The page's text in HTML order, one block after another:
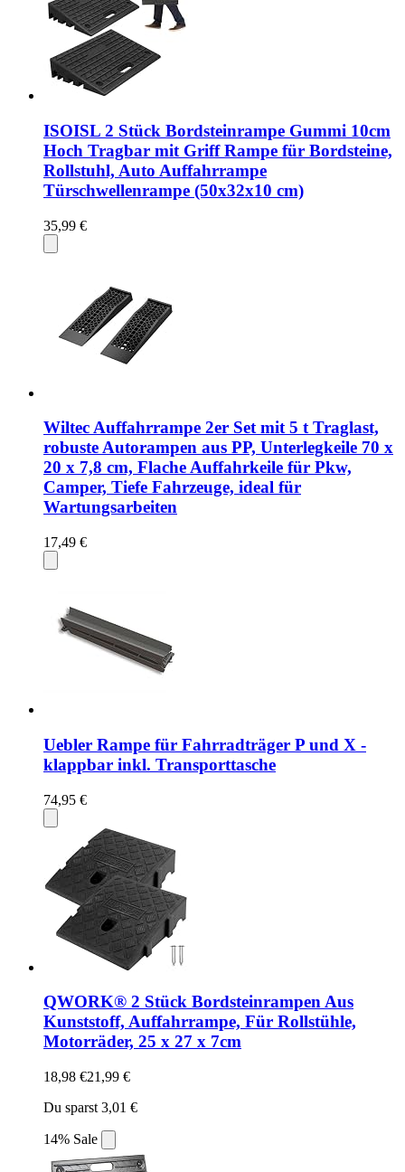
ISOISL 2 Stück Bordsteinrampe Gummi 10cm
Hoch Tragbar mit Griff Rampe für Bordsteine,
Rollstuhl, Auto Auffahrrampe
Türschwellenrampe (50x32x10 cm)
35,99 €
Wiltec Auffahrrampe 2er Set mit 5 t Traglast,
robuste Autorampen aus PP, Unterlegkeile 70 x
20 x 7,8 cm, Flache Auffahrkeile für Pkw,
Camper, Tiefe Fahrzeuge, ideal für
Wartungsarbeiten
17,49 €
Uebler Rampe für Fahrradträger P und X -
klappbar inkl. Transporttasche
74,95 €
QWORK® 2 Stück Bordsteinrampen Aus
Kunststoff, Auffahrrampe, Für Rollstühle,
Motorräder, 25 x 27 x 7cm
18,98 €21,99 €
Du sparst 3,01 €
14% Sale